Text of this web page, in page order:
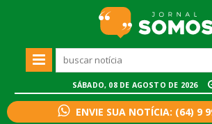
SÁBADO, 08 DE AGOSTO DE 2026
ENVIE SUA NOTÍCIA: (64) 9